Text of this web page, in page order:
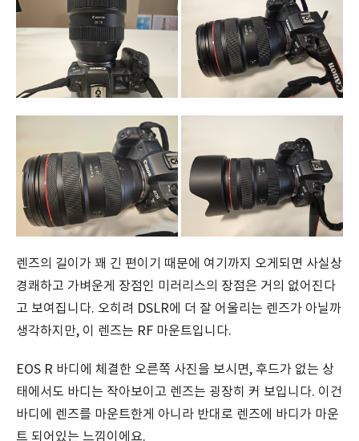
렌즈의 길이가 꽤 긴 편이기 때문에 여기까지 오게되면 사실상
경쾌하고 가벼운게 장점인 미러리스의 장점은 거의 없어진다
고 보여집니다. 오히려 DSLR에 더 잘 어울리는 렌즈가 아닐까
생각하지만, 이 렌즈는 RF 마운트입니다.
EOS R 바디에 체결한 오른쪽 사진을 보시면, 후드가 없는 상
태에서도 바디는 작아보이고 렌즈는 굉장히 커 보입니다. 이건
바디에 렌즈를 마운트한게 아니라 반대로 렌즈에 바디가 마운
트 되어있는 느낌이에요.